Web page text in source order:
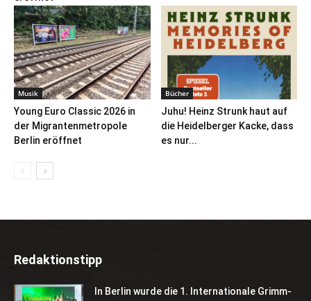
Musik
Young Euro Classic 2026 in
der Migrantenmetropole
Berlin eröffnet
Bücher
Juhu! Heinz Strunk haut auf
die Heidelberger Kacke, dass
es nur...
Redaktionstipp
In Berlin wurde die 1. Internationale Grimm-